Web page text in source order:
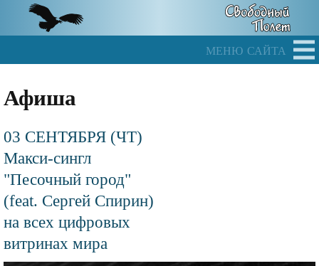
main
меню сайта
Афиша
03 СЕНТЯБРЯ (ЧТ)
Макси-сингл
"Песочный город"
(feat. Сергей Спирин)
на всех цифровых
витринах мира